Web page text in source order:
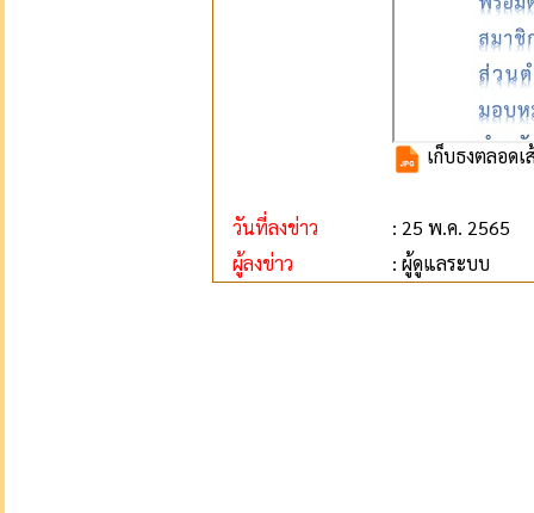
เก็บธงตลอด
วันที่ลงข่าว
: 25 พ.ค. 2565
ผู้ลงข่าว
: ผู้ดูแลระบบ